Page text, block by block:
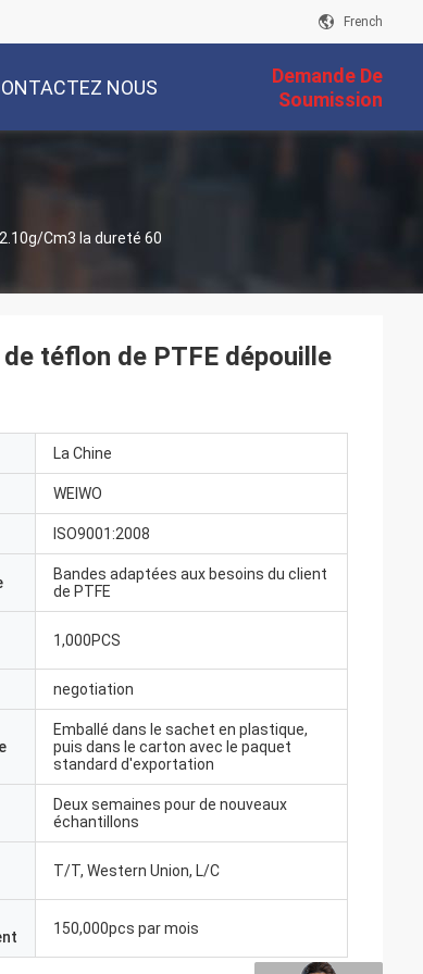
French
NOUS
Demande De
Soumission
Cm3 la dureté 60
téflon de PTFE dépouille
La Chine
WEIWO
ISO9001:2008
Bandes adaptées aux besoins du client
de PTFE
1,000PCS
negotiation
Emballé dans le sachet en plastique,
puis dans le carton avec le paquet
standard d'exportation
Deux semaines pour de nouveaux
échantillons
T/T, Western Union, L/C
150,000pcs par mois